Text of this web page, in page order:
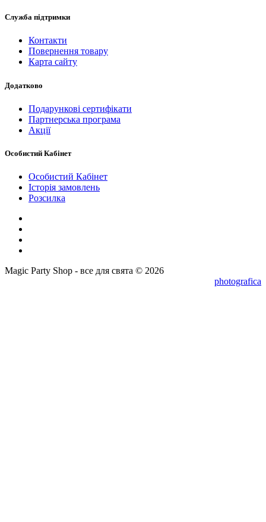
Служба підтримки
Контакти
Повернення товару
Карта сайту
Додатково
Подарункові сертифікати
Партнерська програма
Акції
Особистий Кабінет
Особистий Кабінет
Історія замовлень
Розсилка
Magic Party Shop - все для свята © 2026
photografica